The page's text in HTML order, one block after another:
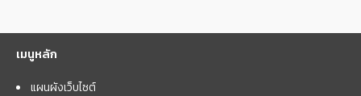
เมนูหลัก
แผนผังเว็บไซต์